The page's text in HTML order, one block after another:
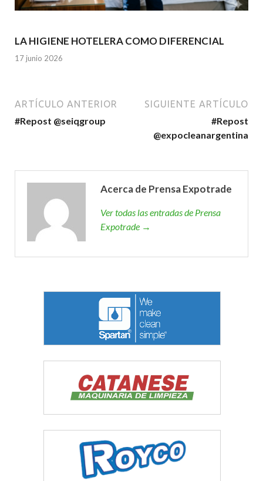
LA HIGIENE HOTELERA COMO DIFERENCIAL
17 junio 2026
ARTÍCULO ANTERIOR
#Repost @seiqgroup
SIGUIENTE ARTÍCULO
#Repost
@expocleanargentina
Acerca de Prensa Expotrade
Ver todas las entradas de Prensa
Expotrade →